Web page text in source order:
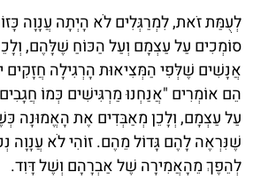
לְעֻמַּת זֹאת, לִמְרַגְּלִים לֹא הָיְתָה עֲנָוָה
סוֹמְכִים עַל עַצְמָם וְעַל הַכּוֹחַ שֶׁלָּהֶם,
אֲנָשִׁים שֶׁלְּפִי הַמְּצִיאוּת הָרְגִילָה חֲזָקִים
הֵם אוֹמְרִים "אֲנַחְנוּ מַרְגִּישִׁים כְּמוֹ
עַל עַצְמָם, וְלָכֵן מְאַבְּדִים אֶת הָאֱמוּנָה
שֶׁנִּרְאֶה לָהֶם גָּדוֹל מֵהֶם. זוֹהִי לֹא עֲנָוָה
לְהֵפֶךְ מֵהָאֲמִירָה שֶׁל אַבְרָהָם וְשֶׁל דָּוִד.